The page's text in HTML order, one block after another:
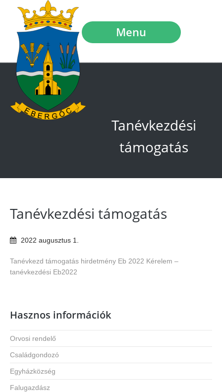
Menu
Tanévkezdési
támogatás
Tanévkezdési támogatás
2022 augusztus 1
Tanévkezd támogatás hirdetmény Eb 2022 Kérelem –
tanévkezdési Eb2022
Hasznos információk
Orvosi rendelő
Családgondozó
Egyházközség
Falugazdász